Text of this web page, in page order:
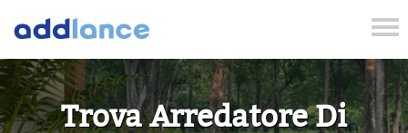
Trova Arredatore Di